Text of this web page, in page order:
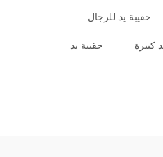
حقيبة يد للرجال
كبيرة حقيبة يد